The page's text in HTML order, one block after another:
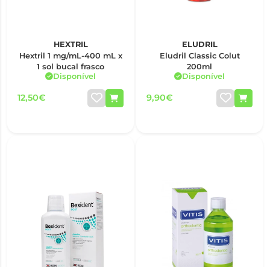
HEXTRIL
Hextril 1 mg/mL-400 mL x
1 sol bucal frasco
Disponível
12,50€
ELUDRIL
Eludril Classic Colut
200ml
Disponível
9,90€